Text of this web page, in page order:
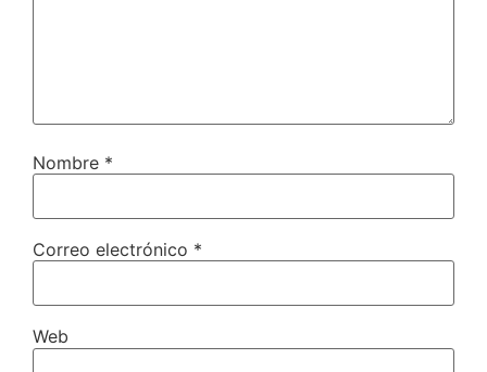
Nombre *
Correo electrónico *
Web